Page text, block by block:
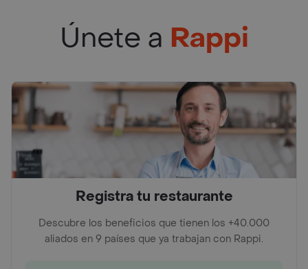
Únete a Rappi
Registra tu restaurante
Descubre los beneficios que tienen los +40.000
aliados en 9 países que ya trabajan con Rappi.